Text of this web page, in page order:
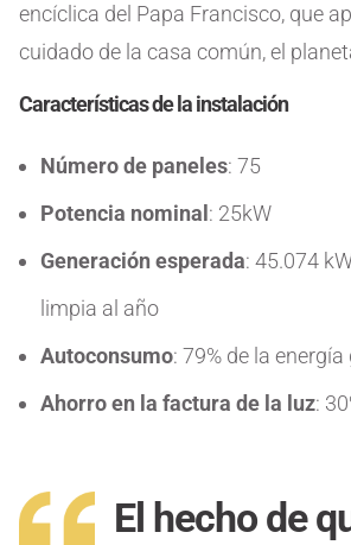
encíclica del Papa Francisco, que
cuidado de la casa común, el
Características de la instalación
Número de paneles: 75
Potencia nominal : 25kW
Generación esperada: 45.074
limpia al año
Autoconsumo: 79% de la
Ahorro en la factura de la luz:
El hecho de